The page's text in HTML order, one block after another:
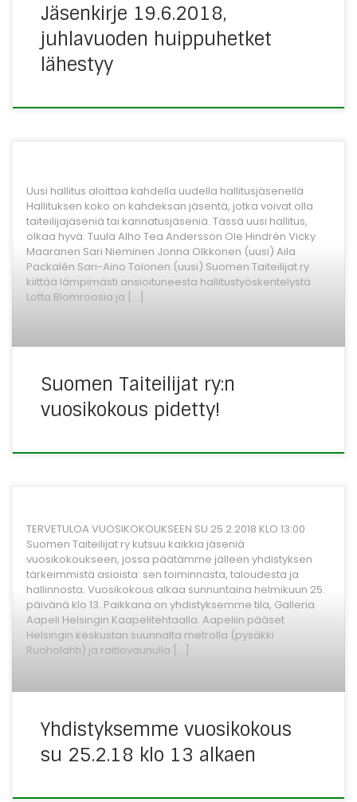
Jäsenkirje 19.6.2018,
juhlavuoden huippuhetket
lähestyy
Uusi hallitus aloittaa kahdella uudella hallitusjäsenellä
Hallituksen koko on kahdeksan jäsentä, jotka voivat olla
taiteilijajäseniä tai kannatusjäseniä. Tässä uusi hallitus,
olkaa hyvä. Tuula Alho Tea Andersson Ole Hindrén Vicky
Maaranen Sari Nieminen Jonna Olkkonen (uusi) Aila
Packalén Sari-Aino Tolonen (uusi) Suomen Taiteilijat ry
kiittää lämpimästi ansioituneesta hallitustyöskentelystä
Lotta Blomroosia ja […]
Suomen Taiteilijat ry:n
vuosikokous pidetty!
TERVETULOA VUOSIKOKOUKSEEN SU 25.2.2018 KLO 13:00
Suomen Taiteilijat ry kutsuu kaikkia jäseniä
vuosikokoukseen, jossa päätämme jälleen yhdistyksen
tärkeimmistä asioista: sen toiminnasta, taloudesta ja
hallinnosta. Vuosikokous alkaa sunnuntaina helmikuun 25.
päivänä klo 13. Paikkana on yhdistyksemme tila, Galleria
Aapeli Helsingin Kaapelitehtaalla. Aapeliin pääset
Helsingin keskustan suunnalta metrolla (pysäkki
Ruoholahti) ja raitiovaunulla […]
Yhdistyksemme vuosikokous
su 25.2.18 klo 13 alkaen